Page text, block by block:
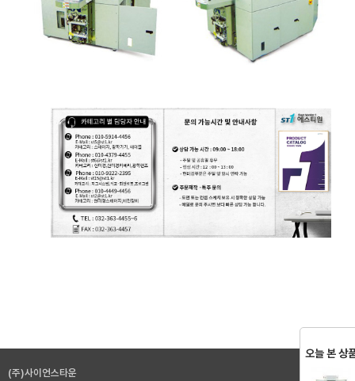
(주)사이언스타운
오늘 본 상